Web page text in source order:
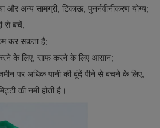
अन्य सामग्री, टिकाऊ, पुनर्नवीनीकरण योग्य;
से बचें;
कर सकता है;
के लिए, साफ करने के लिए आसान;
पर अधिक पानी की बूंदें पीने से बचने के लिए,
की नमी होती है।